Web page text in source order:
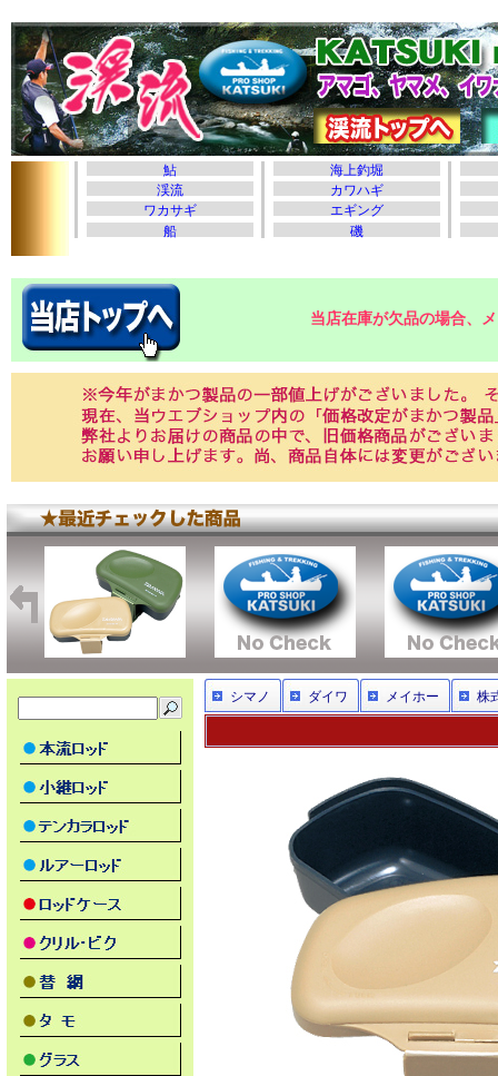
当店在庫が欠品の場合、
シマノ ダイワ メイホー 株